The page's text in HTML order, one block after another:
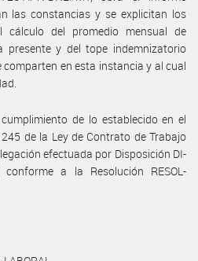
las constancias y se explicitan los
cálculo del promedio mensual de
presente y del tope indemnizatorio
en esta instancia y al cual
de lo establecido en el
de la Ley de Contrato de Trabajo
efectuada por Disposición DI-
conforme a la Resolución RESOL-